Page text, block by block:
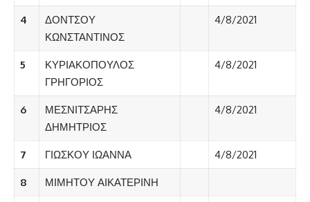
4
ΔΟΝΤΣΟΥ
ΚΩΝΣΤΑΝΤΙΝΟΣ
4/8/2021
5
ΚΥΡΙΑΚΟΠΟΥΛΟΣ
ΓΡΗΓΟΡΙΟΣ
4/8/2021
6
ΜΕΣΝΙΤΣΑΡΗΣ
ΔΗΜΗΤΡΙΟΣ
4/8/2021
7 ΓΙΩΣΚΟΥ ΙΩΑΝΝΑ 4/8/2021
8 ΜΙΜΗΤΟΥ ΑΙΚΑΤΕΡΙΝΗ